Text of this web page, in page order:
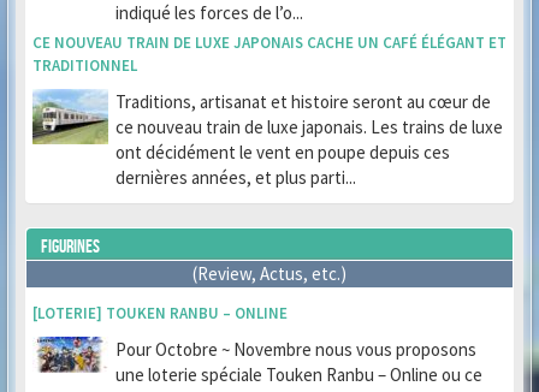
indiqué les forces de l’o...
CE NOUVEAU TRAIN DE LUXE JAPONAIS CACHE UN CAFÉ ÉLÉGANT ET
TRADITIONNEL
Traditions, artisanat et histoire seront au cœur de
ce nouveau train de luxe japonais. Les trains de luxe
ont décidément le vent en poupe depuis ces
dernières années, et plus parti...
FIGURINES
(Review, Actus, etc.)
[LOTERIE] TOUKEN RANBU – ONLINE
Pour Octobre ~ Novembre nous vous proposons
une loterie spéciale Touken Ranbu – Online ou ce